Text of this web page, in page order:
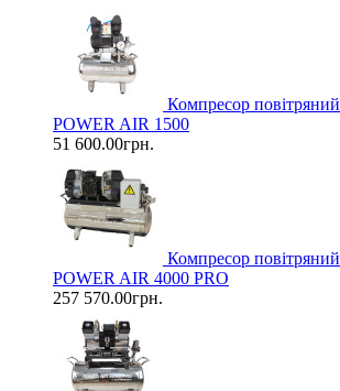
Компресор
POWER AIR 1500
51 600.00грн.
Компресор
POWER AIR 4000 PRO
257 570.00грн.